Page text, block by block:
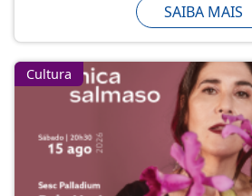
SAIBA MAIS
Cultura